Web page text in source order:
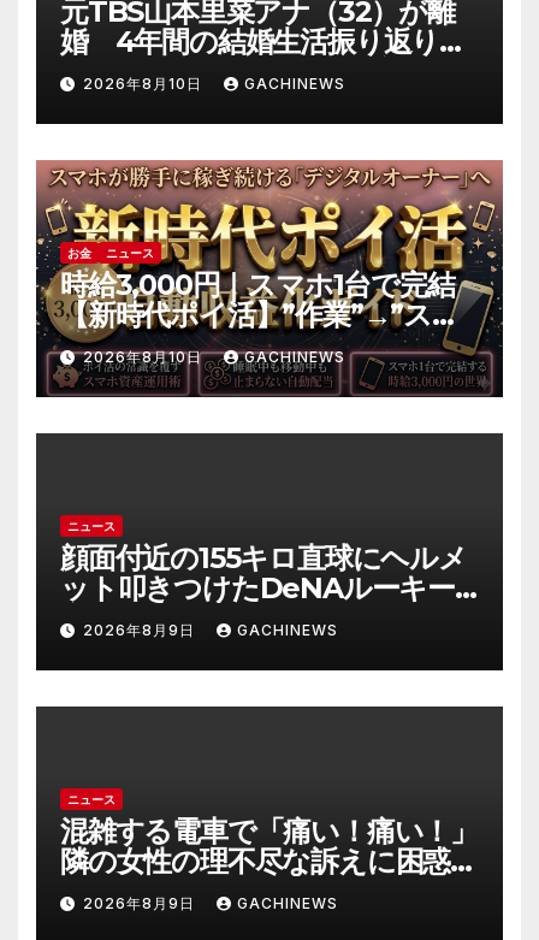
元TBS山本里菜アナ（32）が離
婚 4年間の結婚生活振り返り
「ともに歩んできた道は宝物」
(J-CASTニュース)
2026年8月10日 GACHINEWS
お金 ニュース
時給3,000円｜スマホ1台で完結
【新時代ポイ活】”作業”→”スマ
ホ資産の運用”へ｜自動収益の仕
組み化の全手順
2026年8月10日 GACHINEWS
ニュース
顔面付近の155キロ直球にヘルメ
ット叩きつけたDeNAルーキー
宮下朝陽に擁護の声 「負けん気
必要」と球団OB(J-CASTニュー
ス)
2026年8月9日 GACHINEWS
ニュース
混雑する電車で「痛い！痛い！」
隣の女性の理不尽な訴えに困惑
時間が過ぎるのを待つしかなか
った(J-CASTニュース)
2026年8月9日 GACHINEWS